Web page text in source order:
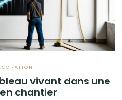
vivant dans une
chantier